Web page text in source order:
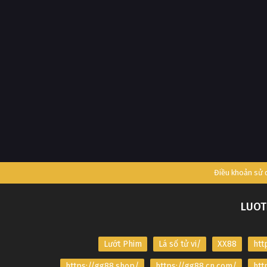
Điều khoản sử
Lướt Phim Lá số tử vi/ XX88